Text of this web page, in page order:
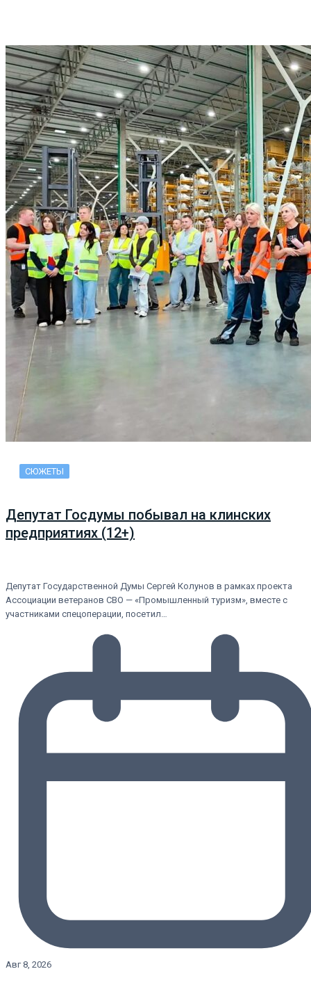
СЮЖЕТЫ
Депутат Госдумы побывал на клинских
предприятиях (12+)
Депутат Государственной Думы Сергей Колунов в рамках проекта
Ассоциации ветеранов СВО — «Промышленный туризм», вместе с
участниками спецоперации, посетил…
Авг 8, 2026